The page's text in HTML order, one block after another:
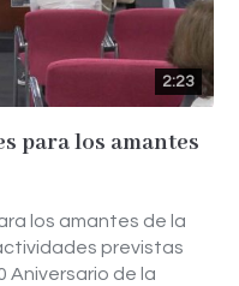
2:23
para los amantes
los amantes de la
previstas
Aniversario de la